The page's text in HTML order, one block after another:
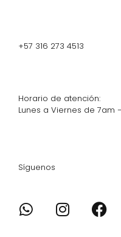
+57 316 273 4513
Horario de atención:
Lunes a Viernes de 7am
Síguenos